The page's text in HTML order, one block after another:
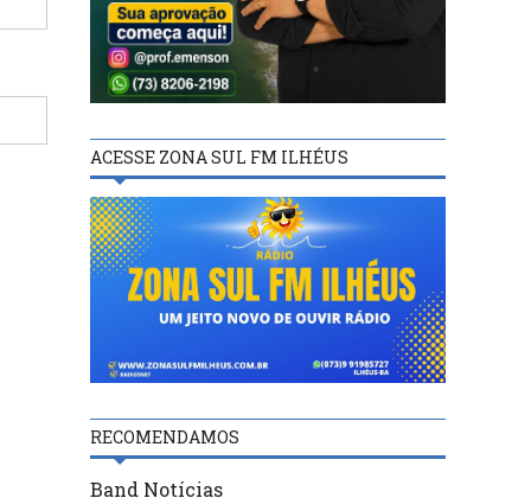
ACESSE ZONA SUL FM ILHÉUS
RECOMENDAMOS
Band Notícias